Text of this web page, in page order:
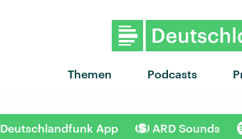
Themen Podcasts
Deutschlandfunk App ARD Sounds